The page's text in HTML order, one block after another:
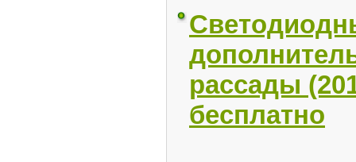
рассады
бесплатно